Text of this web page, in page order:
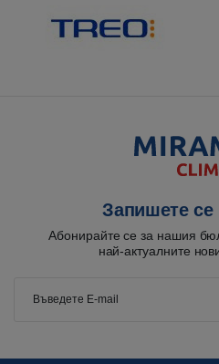
Запишете се
Абонирайте се за нашия
най-актуалните